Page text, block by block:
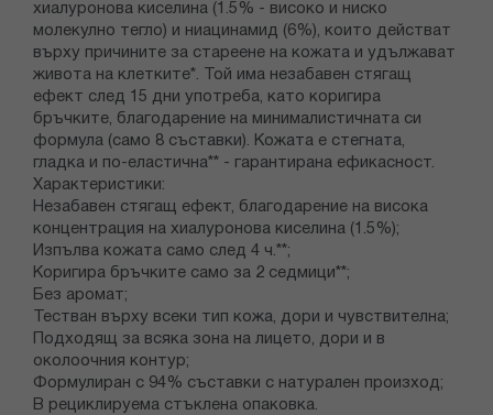
хиалуронова киселина (1.5% - високо и ниско
молекулно тегло) и ниацинамид (6%), които действат
върху причините за стареене на кожата и удължават
живота на клетките*. Той има незабавен стягащ
ефект след 15 дни употреба, като коригира
бръчките, благодарение на минималистичната си
формула (само 8 съставки). Кожата е стегната,
гладка и по-еластична** - гарантирана ефикасност.
Характеристики:
Незабавен стягащ ефект, благодарение на висока
концентрация на хиалуронова киселина (1.5%);
Изпълва кожата само след 4 ч.**;
Коригира бръчките само за 2 седмици**;
Без аромат;
Тестван върху всеки тип кожа, дори и чувствителна;
Подходящ за всяка зона на лицето, дори и в
околоочния контур;
Формулиран с 94% съставки с натурален произход;
В рециклируема стъклена опаковка.